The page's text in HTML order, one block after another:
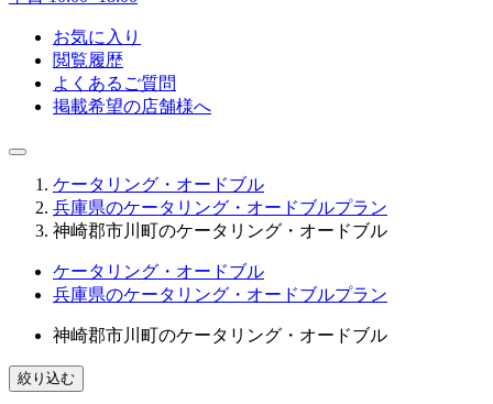
お気に入り
閲覧履歴
よくあるご質問
掲載希望の店舗様へ
ケータリング・オードブル
兵庫県のケータリング・オードブルプラン
神崎郡市川町のケータリング・オードブル
ケータリング・オードブル
兵庫県のケータリング・オードブルプラン
神崎郡市川町のケータリング・オードブル
絞り込む